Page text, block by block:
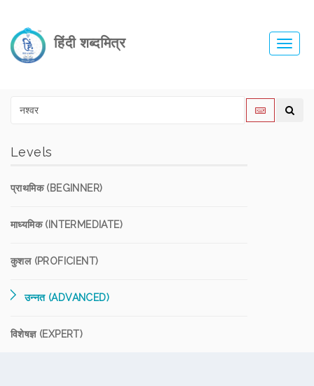
हिंदी शब्दमित्र
Levels
प्राथमिक (BEGINNER)
माध्यमिक (INTERMEDIATE)
कुशल (PROFICIENT)
उन्नत (ADVANCED)
विशेषज्ञ (EXPERT)